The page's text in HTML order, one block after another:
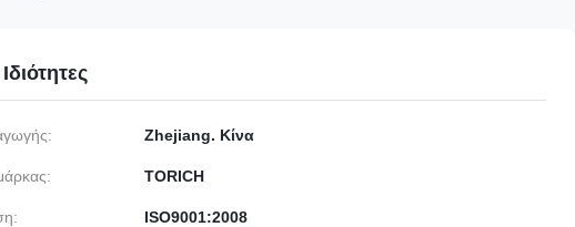
Zhejiang. Κίνα
TORICH
ISO9001:2008